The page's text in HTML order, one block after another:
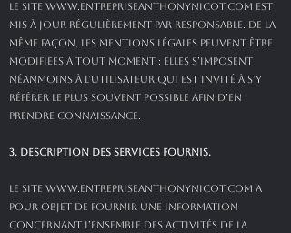
Le site www.entrepriseanthonynicot.com est
mis à jour régulièrement par Responsable. De la
même façon, les mentions légales peuvent être
modifiées à tout moment : elles s’imposent
néanmoins à l’utilisateur qui est invité à s’y
référer le plus souvent possible afin d’en
prendre connaissance.
3. DESCRIPTION DES SERVICES FOURNIS.
Le site www.entrepriseanthonynicot.com a
pour objet de fournir une information
concernant l’ensemble des activités de la